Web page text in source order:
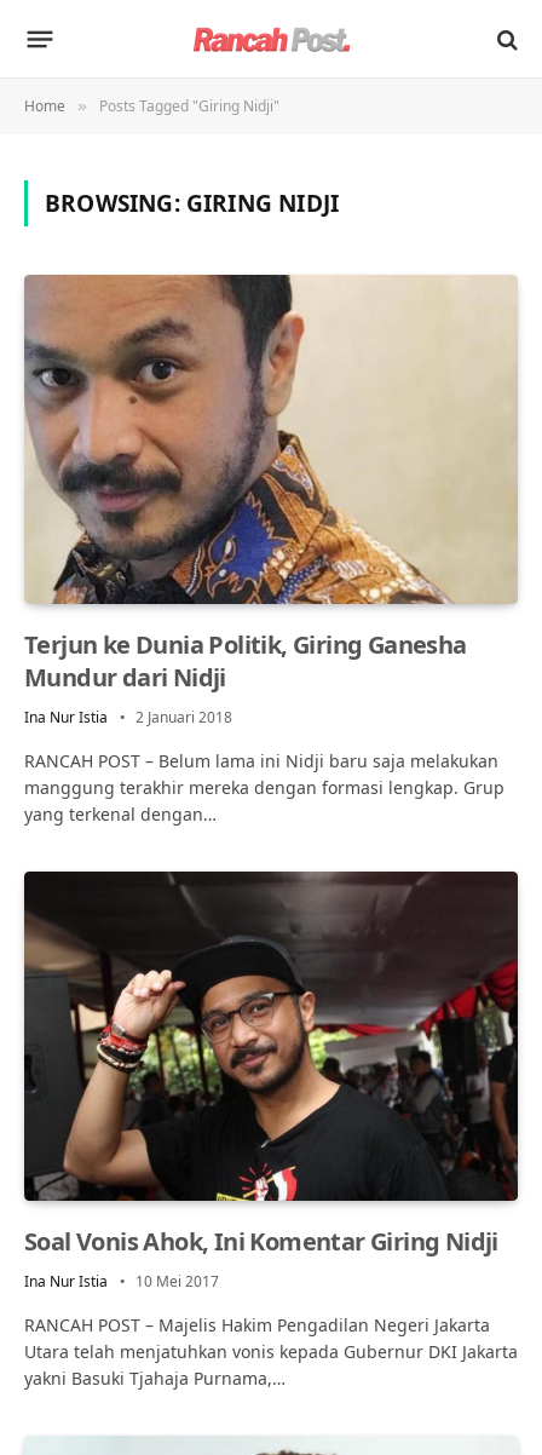
Home » Posts Tagged "Giring Nidji"
BROWSING: GIRING NIDJI
Terjun ke Dunia Politik, Giring Ganesha
Mundur dari Nidji
Ina Nur Istia 2 Januari 2018
RANCAH POST – Belum lama ini Nidji baru saja melakukan
manggung terakhir mereka dengan formasi lengkap. Grup
yang terkenal dengan…
Soal Vonis Ahok, Ini Komentar Giring Nidji
Ina Nur Istia 10 Mei 2017
RANCAH POST – Majelis Hakim Pengadilan Negeri Jakarta
Utara telah menjatuhkan vonis kepada Gubernur DKI Jakarta
yakni Basuki Tjahaja Purnama,…